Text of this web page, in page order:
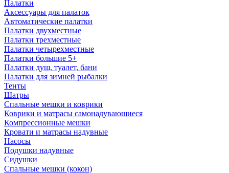
Палатки
Аксессуары для палаток
Автоматические палатки
Палатки двухместные
Палатки трехместные
Палатки четырехместные
Палатки большие 5+
Палатки душ, туалет, бани
Палатки для зимней рыбалки
Тенты
Шатры
Спальные мешки и коврики
Коврики и матрасы самонадувающиеся
Компрессионные мешки
Кровати и матрасы надувные
Насосы
Подушки надувные
Сидушки
Спальные мешки (кокон)